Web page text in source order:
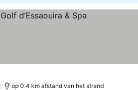
op 0.4 km afstand van het strand